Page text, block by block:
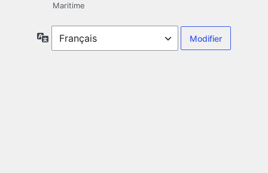
Maritime
Langue